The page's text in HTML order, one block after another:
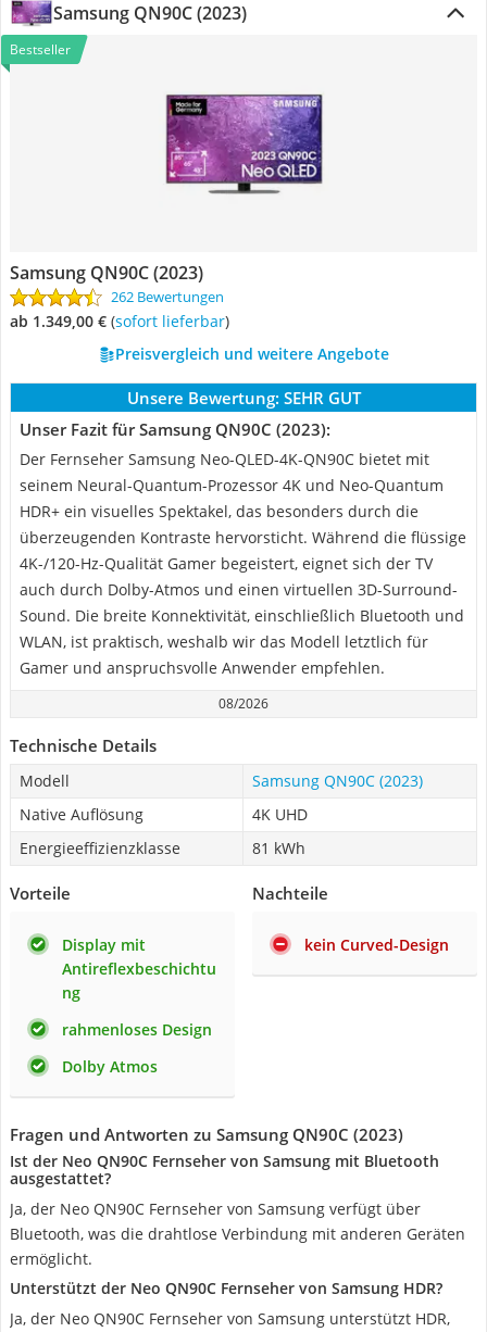
Samsung QN90C (2023)
Bestseller
Samsung QN90C (2023)
262 Bewertungen
ab 1.349,00 € ( Sofort lieferbar)
Preisvergleich und weitere Angebote
Unsere Bewertung: SEHR GUT
Unser Fazit für Samsung QN90C (2023):
Der Fernseher Samsung Neo-QLED-4K-QN90C bietet mit
seinem Neural-Quantum-Prozessor 4K und Neo-Quantum
HDR+ ein visuelles Spektakel, das besonders durch die
überzeugenden Kontraste hervorsticht. Während die flüssige
4K-/120-Hz-Qualität Gamer begeistert, eignet sich der TV
auch durch Dolby-Atmos und einen virtuellen 3D-Surround-
Sound. Die breite Konnektivität, einschließlich Bluetooth und
WLAN, ist praktisch, weshalb wir das Modell letztlich für
Gamer und anspruchsvolle Anwender empfehlen.
08/2026
Technische Details
Modell
Samsung QN90C (2023)
Native Auflösung
4K UHD
Energieeffizienzklasse
81 kWh
Vorteile
Display mit
Antireflexbeschichtu
ng
rahmenloses Design
Dolby Atmos
Nachteile
kein Curved-Design
Fragen und Antworten zu Samsung QN90C (2023)
Ist der Neo QN90C Fernseher von Samsung mit Bluetooth
ausgestattet?
Ja, der Neo QN90C Fernseher von Samsung verfügt über
Bluetooth, was die drahtlose Verbindung mit anderen Geräten
ermöglicht.
Unterstützt der Neo QN90C Fernseher von Samsung HDR?
Ja, der Neo QN90C Fernseher von Samsung unterstützt HDR,